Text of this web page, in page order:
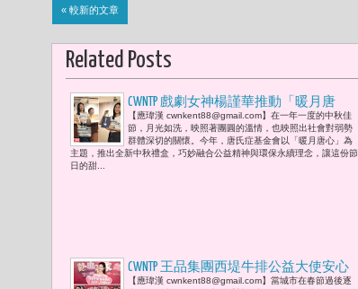
« 較新的文章
Related Posts
CWNTP 戲劇女神楊謹華推動「暖月唐
心」中秋禮盒 綻放唐氏症基金會公益與
永續之光
【應瑋漢 cwnkent88@gmail.com】在一年一度的中秋佳
節，月光如洗，映照著團圓的溫情，也映照出社會對弱勢
群體深切的關懷。今年，唐氏症基金會以「暖月唐心」為
主題，推出全新中秋禮盒，巧妙融合公益精神與環保永續理念，讓這份節
日的甜...
CWNTP 王品集團西堤牛排公益大使安心
亞首次捐血 呼籲凡捐血成功者可獲贈
【應瑋漢 cwnkent88@gmail.com】當城市在春節過後逐